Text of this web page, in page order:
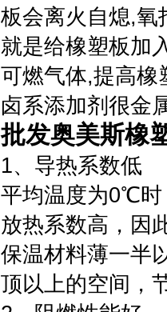
板会离火自熄,氧
就是给橡塑板加
可燃气体,提高橡
卤系添加剂很金
批发奥美斯橡
1、导热系数低
平均温度为0℃时
放热系数高，因
保温材料薄一半
顶以上的空间，